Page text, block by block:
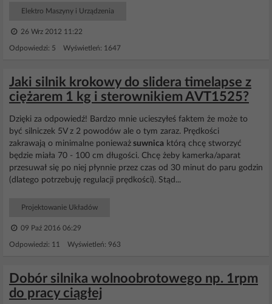
Elektro Maszyny i Urządzenia
26 Wrz 2012 11:22
Odpowiedzi: 5 Wyświetleń: 1647
Jaki silnik krokowy do slidera timelapse z
ciężarem 1 kg i sterownikiem AVT1525?
Dzięki za odpowiedź! Bardzo mnie ucieszyłeś faktem że może to
być silniczek 5V z 2 powodów ale o tym zaraz. Prędkości
zakrawają o minimalne ponieważ suwnica którą chcę stworzyć
będzie miała 70 - 100 cm długości. Chcę żeby kamerka/aparat
przesuwał się po niej płynnie przez czas od 30 minut do paru godzin
(dlatego potrzebuję regulacji prędkości). Stąd...
Projektowanie Układów
09 Paź 2016 06:29
Odpowiedzi: 11 Wyświetleń: 963
Dobór silnika wolnoobrotowego np. 1rpm
do pracy ciągłej